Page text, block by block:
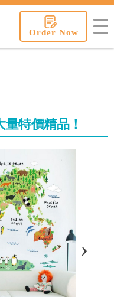
Order Now
量特價精品！